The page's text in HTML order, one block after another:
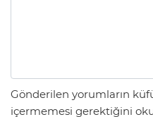
Gönderilen yorumların
içermemesi gerektiğini